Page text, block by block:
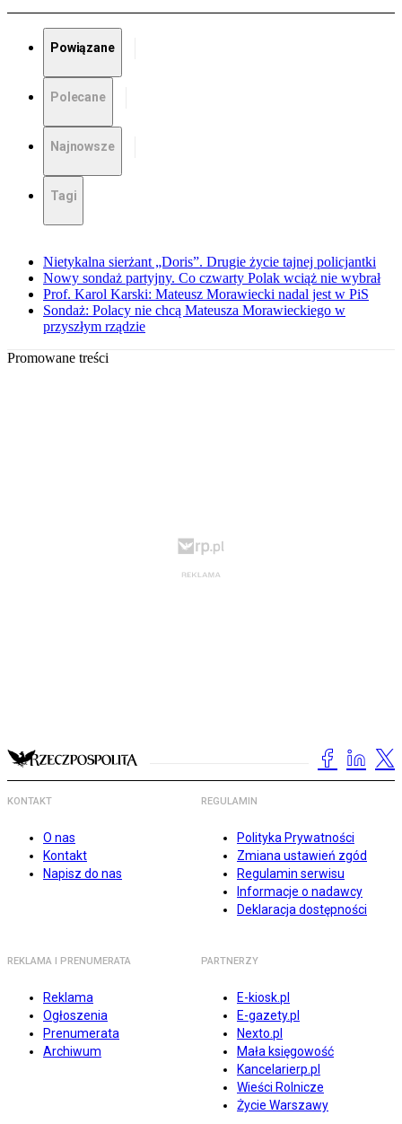
Powiązane
Polecane
Najnowsze
Tagi
Nietykalna sierżant „Doris”. Drugie życie tajnej policjantki
Nowy sondaż partyjny. Co czwarty Polak wciąż nie wybrał
Prof. Karol Karski: Mateusz Morawiecki nadal jest w PiS
Sondaż: Polacy nie chcą Mateusza Morawieckiego w
przyszłym rządzie
Promowane treści
KONTAKT
O nas
Kontakt
Napisz do nas
REGULAMIN
Polityka Prywatności
Zmiana ustawień zgód
Regulamin serwisu
Informacje o nadawcy
Deklaracja dostępności
REKLAMA I PRENUMERATA
Reklama
Ogłoszenia
Prenumerata
Archiwum
PARTNERZY
E-kiosk.pl
E-gazety.pl
Nexto.pl
Mała księgowość
Kancelarierp.pl
Wieści Rolnicze
Życie Warszawy